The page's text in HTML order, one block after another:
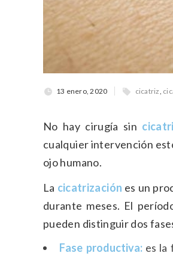
13 enero, 2020 cicatriz,
No hay cirugía sin
cualquier intervención
ojo humano.
La cicatrización es un
durante meses. El
pueden distinguir dos
Fase productiva:es la